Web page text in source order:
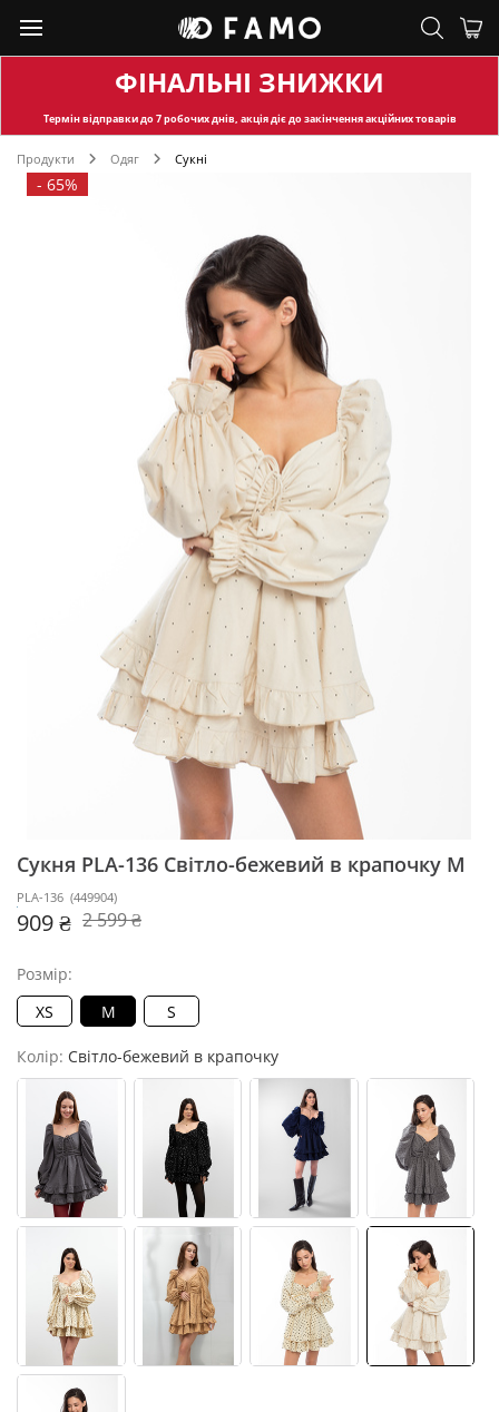
ФІНАЛЬНІ ЗНИЖКИ
Термін відправкидо 7 робочих днів, акція діє до закінчення акційних товарів
Продукти Одяг Сукні
- 65%
Сукня PLA-136 Світло-бежевий в крапочку M
PLA-136 (449904)
909 ₴ 2 599 ₴
Розмір:
XS
M S
Колір: Світло-бежевий в крапочку